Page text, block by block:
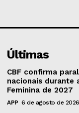
Últimas
CBF confirma
nacionais durante
Feminina de 2027
APP 6 de agosto de 2026